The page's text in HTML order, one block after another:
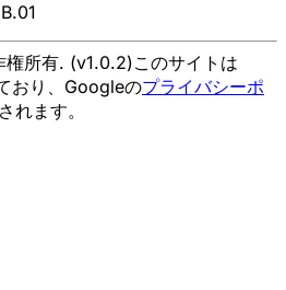
権所有. (v1.0.2)このサイトは
おり、Googleのプライバシーポ
れます。